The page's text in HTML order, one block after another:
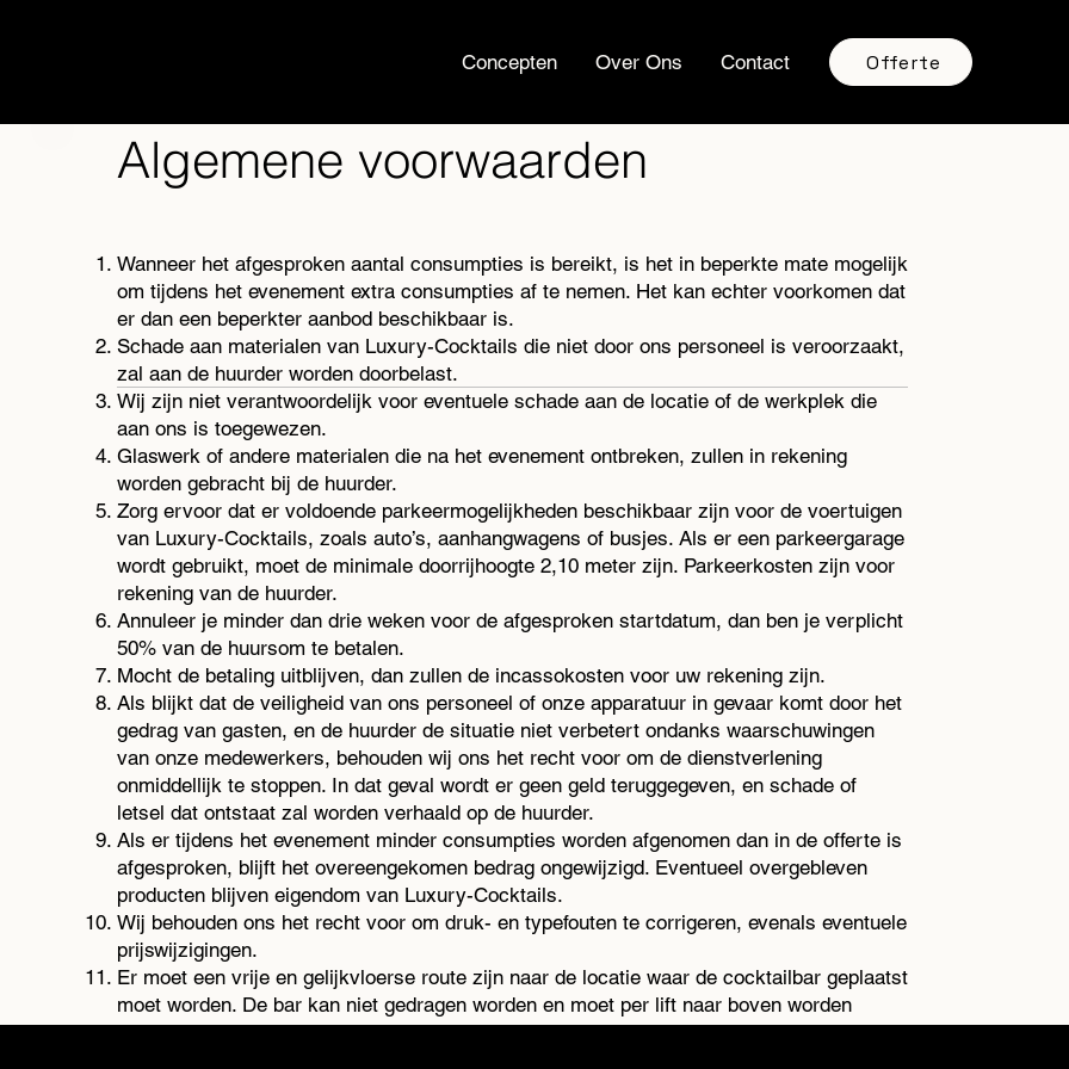
Concepten Over Ons Contact Offerte
Algemene voorwaarden
Wanneer het afgesproken aantal consumpties is bereikt, is het in beperkte mate mogelijk
om tijdens het evenement extra consumpties af te nemen. Het kan echter voorkomen dat
er dan een beperkter aanbod beschikbaar is.
Schade aan materialen van Luxury-Cocktails die niet door ons personeel is veroorzaakt,
zal aan de huurder worden doorbelast.
Wij zijn niet verantwoordelijk voor eventuele schade aan de locatie of de werkplek die
aan ons is toegewezen.
Glaswerk of andere materialen die na het evenement ontbreken, zullen in rekening
worden gebracht bij de huurder.
Zorg ervoor dat er voldoende parkeermogelijkheden beschikbaar zijn voor de voertuigen
van Luxury-Cocktails, zoals auto’s, aanhangwagens of busjes. Als er een parkeergarage
wordt gebruikt, moet de minimale doorrijhoogte 2,10 meter zijn. Parkeerkosten zijn voor
rekening van de huurder.
Annuleer je minder dan drie weken voor de afgesproken startdatum, dan ben je verplicht
50% van de huursom te betalen.
Mocht de betaling uitblijven, dan zullen de incassokosten voor uw rekening zijn.
Als blijkt dat de veiligheid van ons personeel of onze apparatuur in gevaar komt door het
gedrag van gasten, en de huurder de situatie niet verbetert ondanks waarschuwingen
van onze medewerkers, behouden wij ons het recht voor om de dienstverlening
onmiddellijk te stoppen. In dat geval wordt er geen geld teruggegeven, en schade of
letsel dat ontstaat zal worden verhaald op de huurder.
Als er tijdens het evenement minder consumpties worden afgenomen dan in de offerte is
afgesproken, blijft het overeengekomen bedrag ongewijzigd. Eventueel overgebleven
producten blijven eigendom van Luxury-Cocktails.
Wij behouden ons het recht voor om druk- en typefouten te corrigeren, evenals eventuele
prijswijzigingen.
Er moet een vrije en gelijkvloerse route zijn naar de locatie waar de cocktailbar geplaatst
moet worden. De bar kan niet gedragen worden en moet per lift naar boven worden
gebracht, indien nodig.